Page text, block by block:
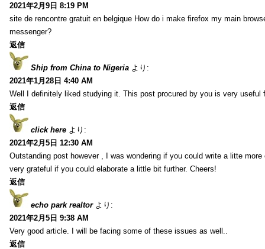
2021年2月9日 8:19 PM
site de rencontre gratuit en belgique How do i make firefox my main
messenger?
返信
Ship from China to Nigeria より:
2021年1月28日 4:40 AM
Well I definitely liked studying it. This post procured by you is very useful
返信
click here より:
2021年2月5日 12:30 AM
Outstanding post however , I was wondering if you could write a litte
very grateful if you could elaborate a little bit further. Cheers!
返信
echo park realtor より:
2021年2月5日 9:38 AM
Very good article. I will be facing some of these issues as well..
返信